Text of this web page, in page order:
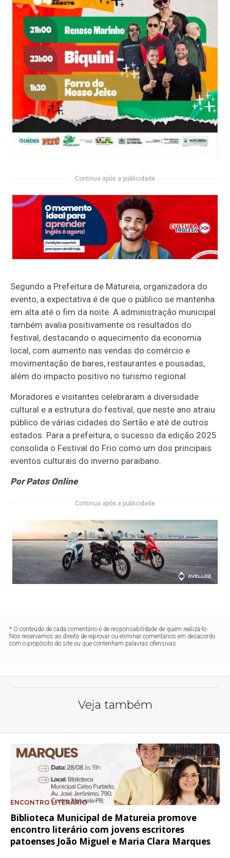
Continua após a publicidade
Segundo a Prefeitura de Matureia, organizadora do
evento, a expectativa é de que o público se mantenha
em alta até o fim da noite. A administração municipal
também avalia positivamente os resultados do
festival, destacando o aquecimento da economia
local, com aumento nas vendas do comércio e
movimentação de bares, restaurantes e pousadas,
além do impacto positivo no turismo regional.
Moradores e visitantes celebraram a diversidade
cultural e a estrutura do festival, que neste ano atraiu
público de várias cidades do Sertão e até de outros
estados. Para a prefeitura, o sucesso da edição 2025
consolida o Festival do Frio como um dos principais
eventos culturais do inverno paraibano.
Por Patos Online
Continua após a publicidade
* O conteúdo de cada comentário é de responsabilidade de quem realizá-lo.
Nos reservamos ao direito de reprovar ou eliminar comentários em desacordo
com o propósito do site ou que contenham palavras ofensivas.
Veja também
ENCONTRO LITERÁRIO
Biblioteca Municipal de Matureia promove
encontro literário com jovens escritores
patoenses João Miguel e Maria Clara Marques